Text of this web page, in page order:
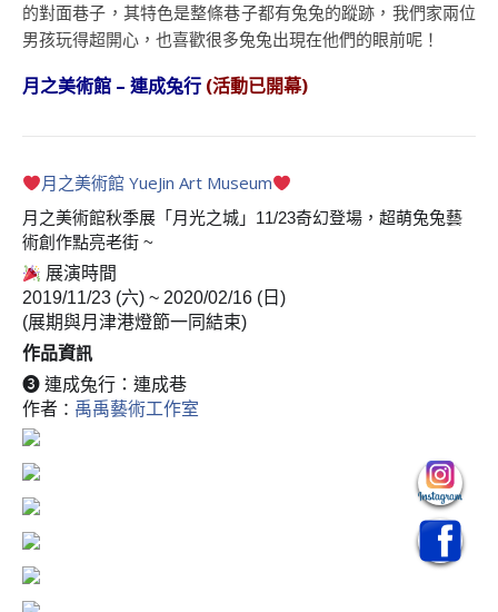
的對面巷子，其特色是整條巷子都有兔兔的蹤跡，我們家兩位
男孩玩得超開心，也喜歡很多兔兔出現在他們的眼前呢！
月之美術館 – 連成兔行 (活動已開幕)
月之美術館 YueJin Art Museum
月之美術館秋季展「月光之城」11/23奇幻登場， 超萌兔兔藝
術創作點亮老街 ~
展演時間
2019/11/23 (六) ~ 2020/02/16 (日)
(展期與月津港燈節一同結束)
作品資訊
❸ 連成兔行：連成巷
作者 ： 禹禹藝術工作室